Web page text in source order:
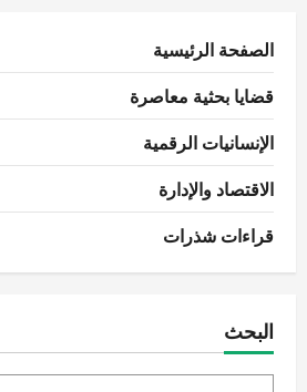
عمر”الصفحة الرئيسية
قضايا بحثية معاصرة
الإنسانيات الرقمية
الاقتصاد والإدارة
قراءات شذرات
البحث